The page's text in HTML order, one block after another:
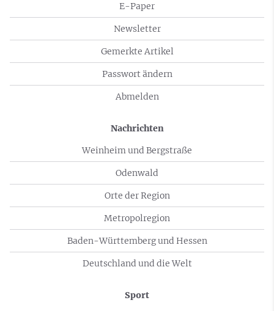
E-Paper
Newsletter
Gemerkte Artikel
Passwort ändern
Abmelden
Nachrichten
Weinheim und Bergstraße
Odenwald
Orte der Region
Metropolregion
Baden-Württemberg und Hessen
Deutschland und die Welt
Sport